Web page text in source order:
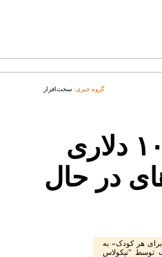
گروه خبری: سخت‌افزار
رونمایی از تبلت ۱۰۰ دلاری
در حال
هر کودک» به
توسط "نیکولاس